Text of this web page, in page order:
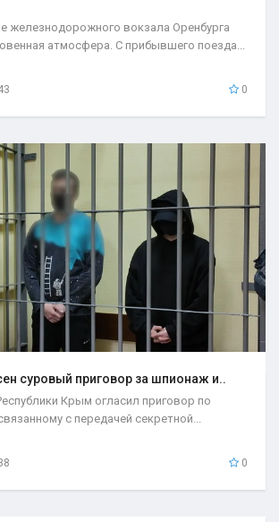
железнодорожного вокзала Оренбурга
атмосфера. С прибывшего поезда...
0
суровый приговор за шпионаж и..
Крым огласил приговор по
с передачей секретной...
0